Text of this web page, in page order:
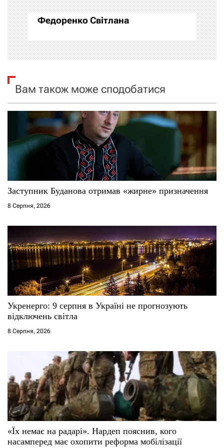
а
ц
і
а
и
с
і
Федоренко Світлана
Вам також може сподобатися
Заступник Буданова отримав «жирне» призначення
8 Серпня, 2026
Укренерго: 9 серпня в Україні не прогнозують
відключень світла
8 Серпня, 2026
«Їх немає на радарі». Нардеп пояснив, кого
насамперед має охопити реформа мобілізації